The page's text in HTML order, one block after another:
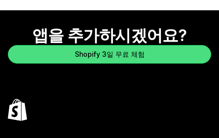
앱을 추가하시겠어요?
Shopify 3일 무료 체험